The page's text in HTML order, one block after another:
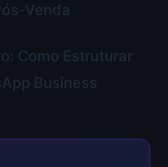
Venda
Como Estruturar
Business